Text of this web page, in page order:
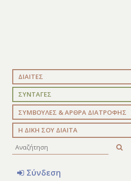
ΔΙΑΙΤΕΣ
ΣΥΝΤΑΓΕΣ
ΣΥΜΒΟΥΛΕΣ & ΑΡΘΡΑ ΔΙΑΤΡΟΦΗΣ
Η ΔΙΚΗ ΣΟΥ ΔΙΑΙΤΑ
Σύνδεση